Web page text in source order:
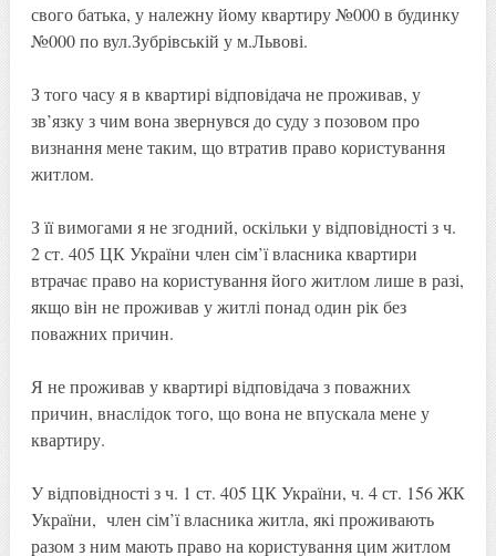
свого батька, у належну йому квартиру №000 в будинку
№000 по вул.Зубрівській у м.Львові.
З того часу я в квартирі відповідача не проживав, у
зв’язку з чим вона звернувся до суду з позовом про
визнання мене таким, що втратив право користування
житлом.
З її вимогами я не згодний, оскільки у відповідності з ч.
2 ст. 405 ЦК України член сім’ї власника квартири
втрачає право на користування його житлом лише в разі,
якщо він не проживав у житлі понад один рік без
поважних причин.
Я не проживав у квартирі відповідача з поважних
причин, внаслідок того, що вона не впускала мене у
квартиру.
У відповідності з ч. 1 ст. 405 ЦК України, ч. 4 ст. 156 ЖК
України, член сім’ї власника житла, які проживають
разом з ним мають право на користування цим житлом